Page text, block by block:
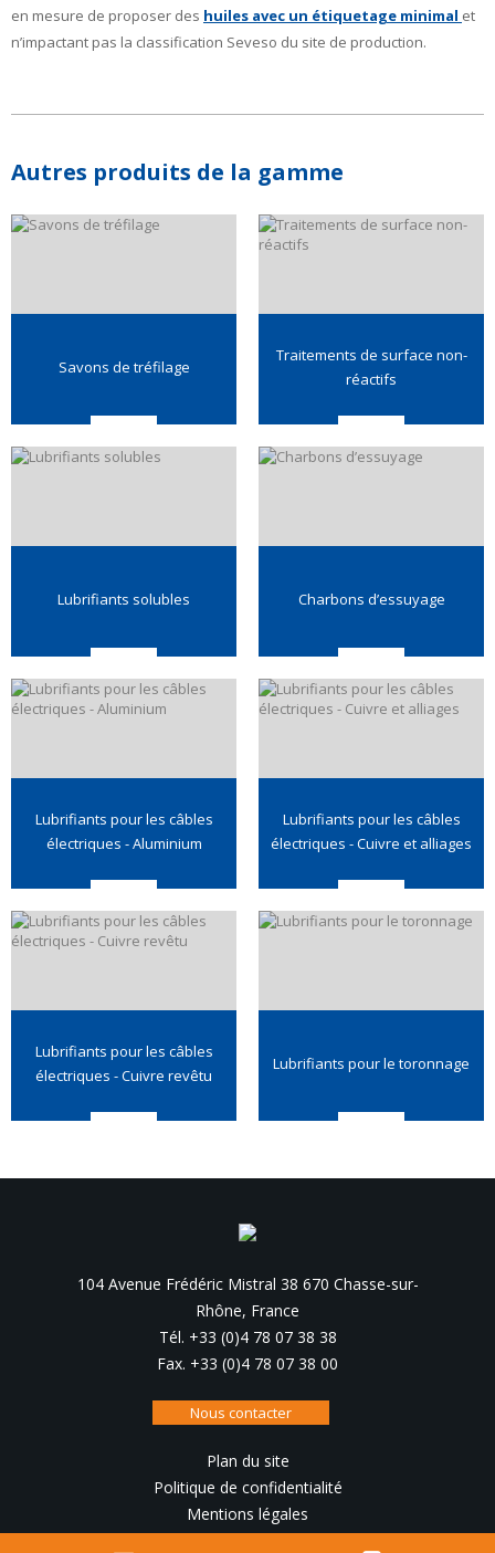
en mesure de proposer des huiles avec un étiquetage minimal et
n’impactant pas la classification Seveso du site de production.
Autres produits de la gamme
Savons de tréfilage
Traitements de surface non-
réactifs
Lubrifiants solubles Charbons d’essuyage
Lubrifiants pour les câbles
électriques - Aluminium
Lubrifiants pour les câbles
électriques - Cuivre et alliages
Lubrifiants pour les câbles
électriques - Cuivre revêtu
Lubrifiants pour le toronnage
104 Avenue Frédéric Mistral 38 670 Chasse-sur-
Rhône, France
Tél. +33 (0)4 78 07 38 38
Fax. +33 (0)4 78 07 38 00
Nous contacter
Plan du site
Politique de confidentialité
Mentions légales